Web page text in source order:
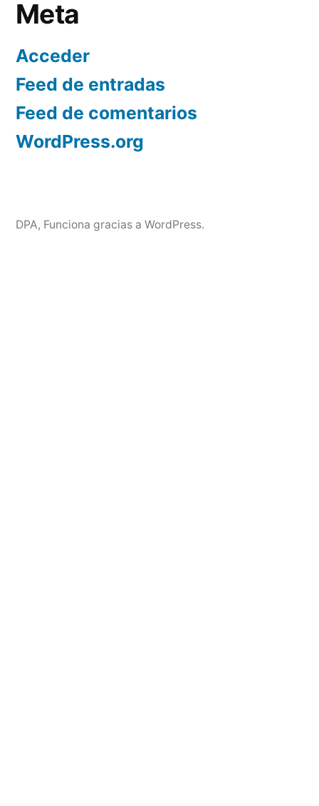
Meta
Acceder
Feed de entradas
Feed de comentarios
WordPress.org
DPA, Funciona gracias a WordPress.